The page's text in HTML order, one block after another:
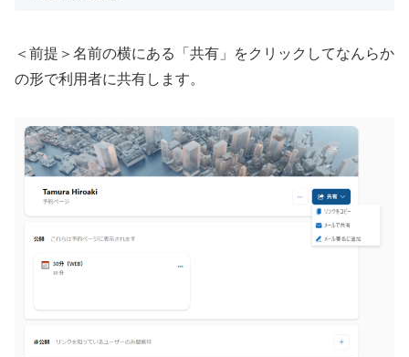
＜前提＞名前の横にある「共有」をクリックしてなんらか
の形で利用者に共有します。